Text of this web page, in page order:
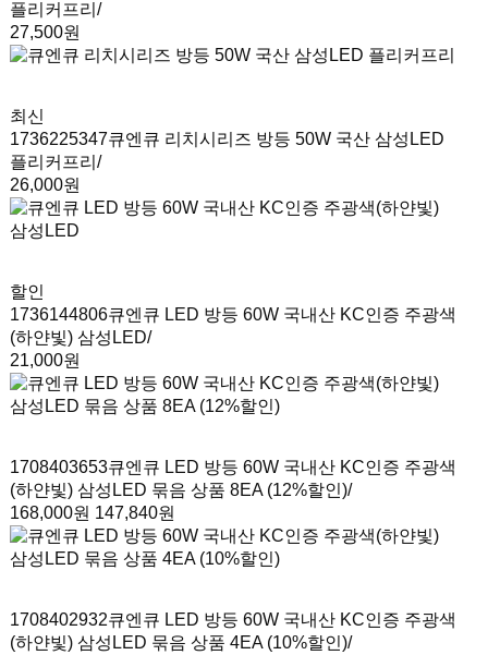
플리커프리 /
27,500원
최신
1736225347큐엔큐 리치시리즈 방등 50W 국산 삼성LED
플리커프리 /
26,000원
할인
1736144806큐엔큐 LED 방등 60W 국내산 KC인증 주광색
(하얀빛) 삼성LED/
21,000원
1708403653큐엔큐 LED 방등 60W 국내산 KC인증 주광색
(하얀빛) 삼성LED 묶음 상품 8EA (12%할인)/
168,000원 147,840원
1708402932큐엔큐 LED 방등 60W 국내산 KC인증 주광색
(하얀빛) 삼성LED 묶음 상품 4EA (10%할인)/